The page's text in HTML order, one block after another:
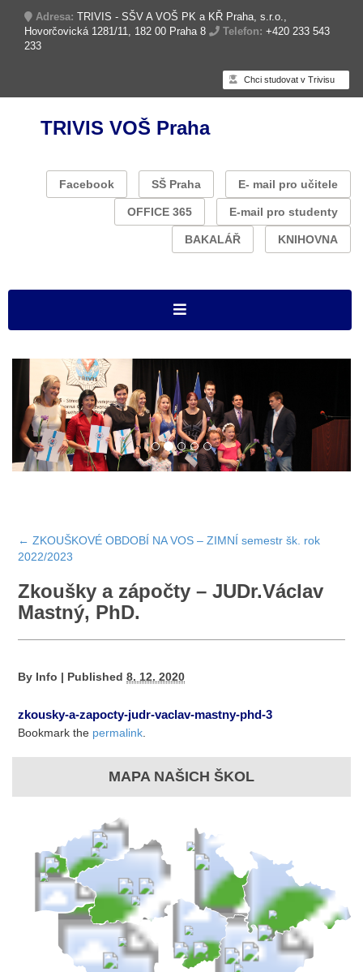
Adresa: TRIVIS - SŠV A VOŠ PK a KŘ Praha, s.r.o.,
Hovorčovická 1281/11, 182 00 Praha 8
Telefon: +420 233 543
233
Chci studovat v Trivisu
TRIVIS VOŠ Praha
Facebook SŠ Praha E- mail pro učitele
OFFICE 365 E-mail pro studenty
BAKALÁŘ KNIHOVNA
← ZKOUŠKOVÉ OBDOBÍ NA VOS – ZIMNÍ semestr šk. rok
2022/2023
Zkoušky a zápočty – JUDr.Václav
Mastný, PhD.
By Info | Published 8. 12. 2020
zkousky-a-zapocty-judr-vaclav-mastny-phd-3
Bookmark the permalink
MAPA NAŠICH ŠKOL